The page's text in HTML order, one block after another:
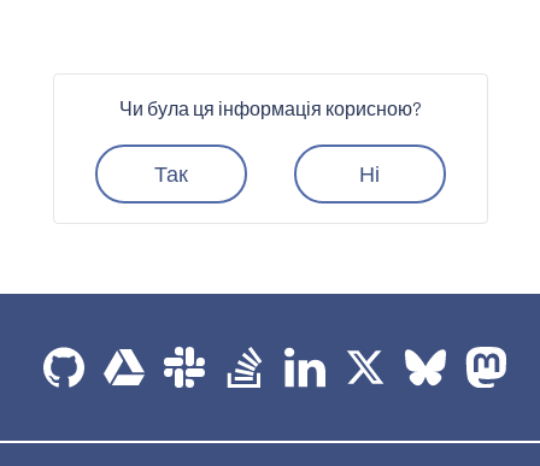
Чи була ця інформація корисною?
Так Ні